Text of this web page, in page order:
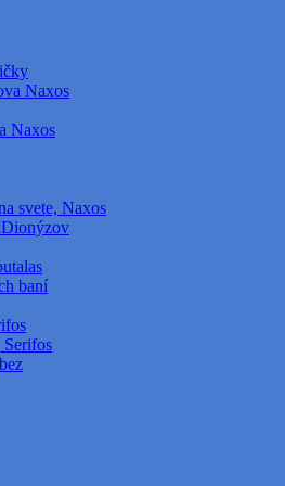
Naxos
Naxos
svete, Naxos
Dionýzov
baní
Serifos